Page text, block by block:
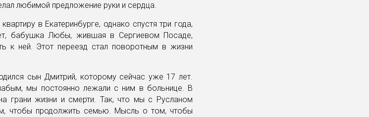
любимой предложение руки и сердца.
в Екатеринбурге, однако спустя три года,
бабушка Любы, жившая в Сергиевом Посаде,
к ней. Этот переезд стал поворотным в жизни
сын Дмитрий, которому сейчас уже 17 лет.
мы постоянно лежали с ним в больнице. В
грани жизни и смерти. Так, что мы с Русланом
чтобы продолжить семью. Мысль о том, чтобы